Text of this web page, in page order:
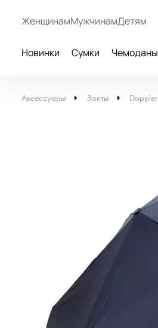
ЖенщинамМужчинамДетям
Новинки Сумки Чемоданы
Аксессуары Зонты Doppler